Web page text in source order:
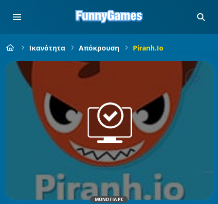
Ικανότητα Απόκρουση Piranh.io
ΜΌΝΟ ΓΙΑ PC